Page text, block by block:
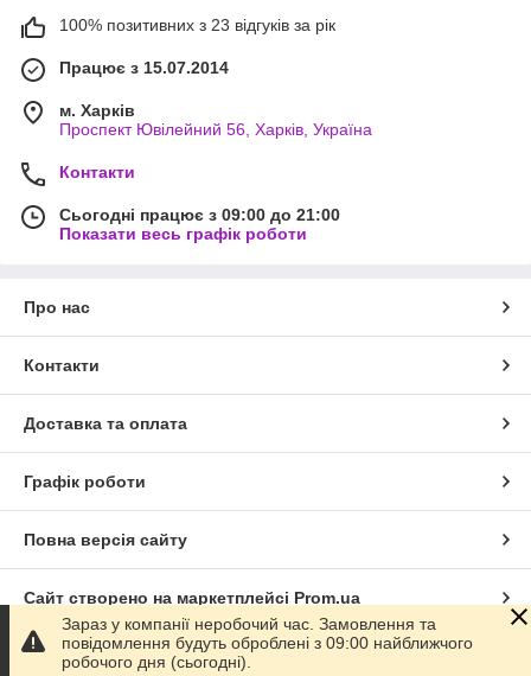
100% позитивних з 23 відгуків за рік
Працює з 15.07.2014
м. Харків
Проспект Ювілейний 56, Харків, Україна
Контакти
Сьогодні працює з 09:00 до 21:00
Показати весь графік роботи
Про нас
Контакти
Доставка та оплата
Графік роботи
Повна версія сайту
Сайт створено на маркетплейсі Prom.ua
Політика конфіденційності
Зараз у компанії неробочий час. Замовлення та
повідомлення будуть оброблені з 09:00 найближчого
робочого дня (сьогодні).